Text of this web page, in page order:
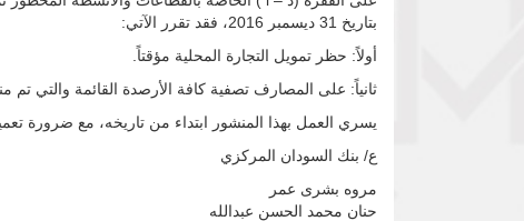
بتاريخ 31 ديسمبر 2016، فقد تقرر الآتي:
أولاً: حظر تمويل التجارة المحلية مؤقتاً.
ثانياً: على المصارف تصفية كافة الأرصدة القائمة والتي تم
يسري العمل بهذا المنشور ابتداء من تاريخه، مع ضرورة
ع/ بنك السودان المركزي
مروه بشرى عمر
حنان محمد الحسن عبدالله